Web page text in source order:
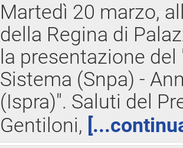
Martedì 20 marzo,
della Regina di
la presentazione
Sistema (Snpa) -
(Ispra)". Saluti del
Gentiloni,